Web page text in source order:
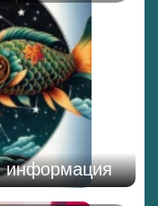
информация